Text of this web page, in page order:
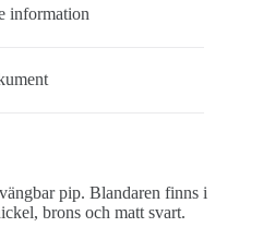
information
pip. Blandaren finns i
brons och matt svart.